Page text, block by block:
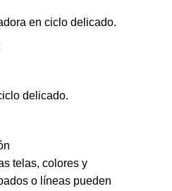
en ciclo delicado.
delicado.
telas, colores y
o líneas pueden